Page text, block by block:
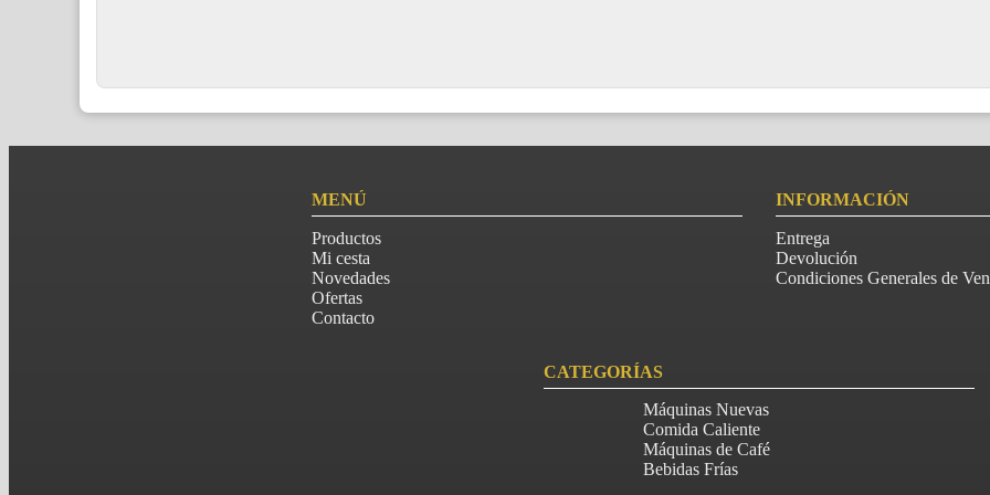
MENÚ
Productos
Mi cesta
Novedades
Ofertas
Contacto
INFORMACIÓN
Entrega
Devolución
Condiciones Generales de
CATEGORÍAS
Máquinas Nuevas
Comida Caliente
Máquinas de Café
Bebidas Frías